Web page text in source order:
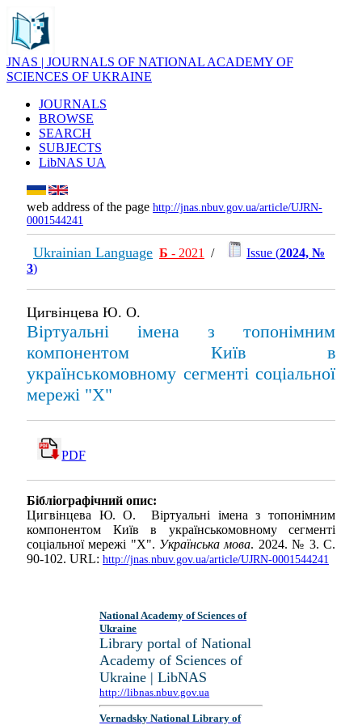
JNAS | JOURNALS OF NATIONAL ACADEMY OF
SCIENCES OF UKRAINE
JOURNALS
BROWSE
SEARCH
SUBJECTS
LibNAS UA
web address of the page http://jnas.nbuv.gov.ua/article/UJRN-
0001544241
Ukrainian Language Б - 2021 / Issue (2024, №
3)
Цигвінцева Ю. О.
Віртуальні імена з топонімним
компонентом Київ в
українськомовному сегменті соціальної
мережі "Х"
PDF
Бібліографічний опис:
Цигвінцева Ю. О. Віртуальні імена з топонімним
компонентом Київ в українськомовному сегменті
соціальної мережі "Х". Українська мова. 2024. № 3. С.
90-102. URL: http://jnas.nbuv.gov.ua/article/UJRN-0001544241
National Academy of Sciences of
Ukraine
Library portal of National
Academy of Sciences of
Ukraine | LibNAS
http://libnas.nbuv.gov.ua
Vernadsky National Library of